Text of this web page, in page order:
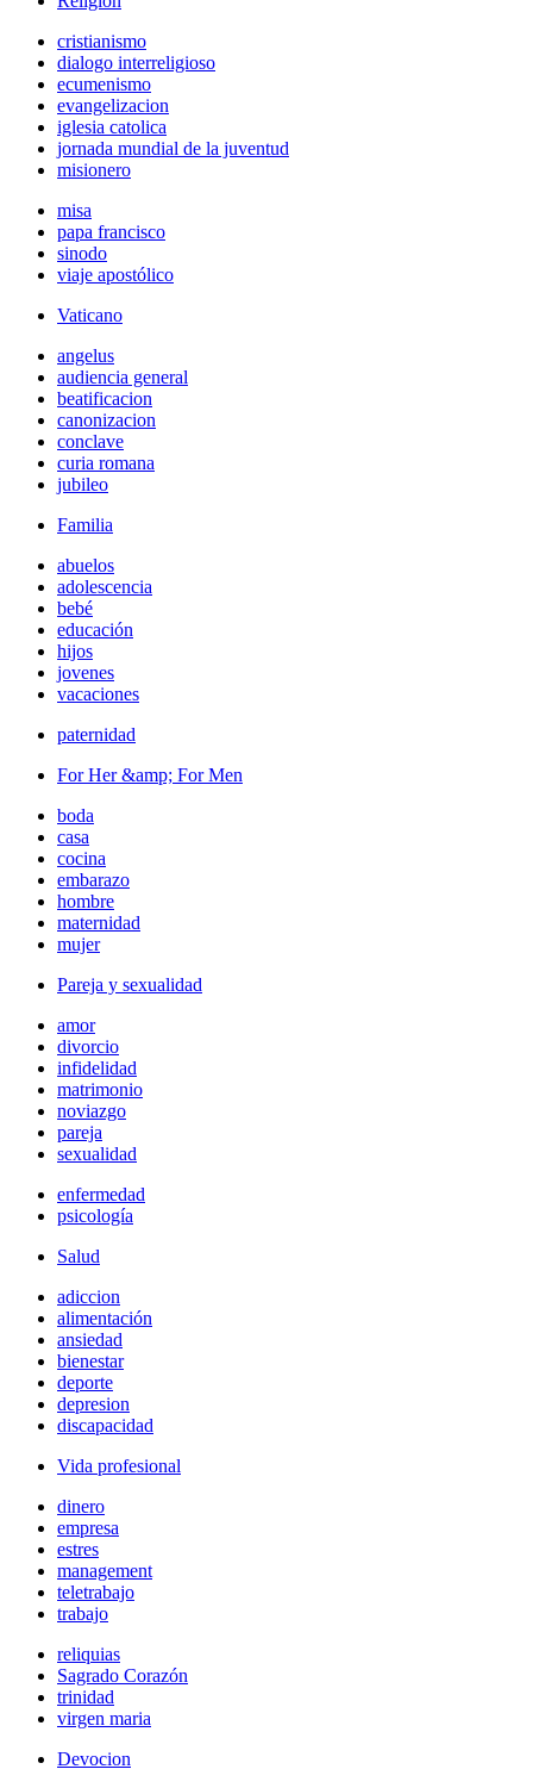
cristianismo
dialogo interreligioso
ecumenismo
evangelizacion
iglesia catolica
jornada mundial de la juventud
misionero
misa
papa francisco
sinodo
viaje apostólico
Vaticano
angelus
audiencia general
beatificacion
canonizacion
conclave
curia romana
jubileo
Familia
abuelos
adolescencia
bebé
educación
hijos
jovenes
vacaciones
paternidad
For Her &amp; For Men
boda
casa
cocina
embarazo
hombre
maternidad
mujer
Pareja y sexualidad
amor
divorcio
infidelidad
matrimonio
noviazgo
pareja
sexualidad
enfermedad
psicología
Salud
adiccion
alimentación
ansiedad
bienestar
deporte
depresion
discapacidad
Vida profesional
dinero
empresa
estres
management
teletrabajo
trabajo
reliquias
Sagrado Corazón
trinidad
virgen maria
Devocion